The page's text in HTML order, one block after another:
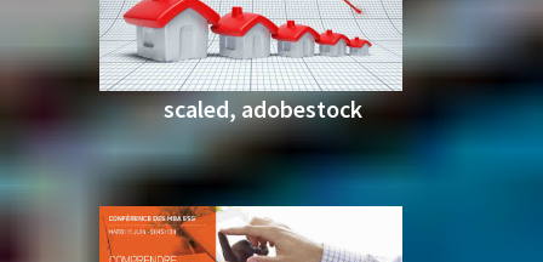
scaled, adobestock